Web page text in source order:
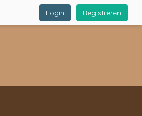
Registreren
Login